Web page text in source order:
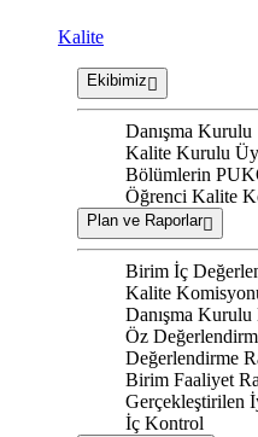
Kalite
Ekibimiz
Danışma Kurulu
Kalite Kurulu
Bölümlerin
Öğrenci Kalite
Plan ve Raporlar
Birim İç
Kalite
Danışma Kurulu
Öz
Değerlendirme
Birim Faaliyet
Gerçekleştirilen
İç Kontrol